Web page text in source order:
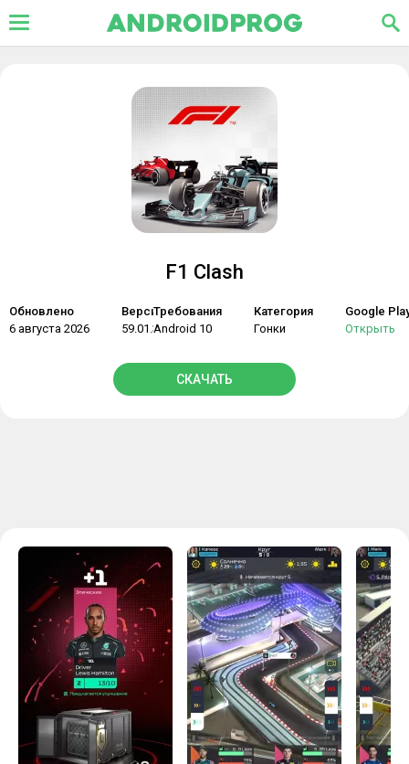
F1 Clash
Обновлено
6 августа 2026
Версия
59.01.37055
Требования
Android 10
Категория
Гонки
Google
Открыть
СКАЧАТЬ